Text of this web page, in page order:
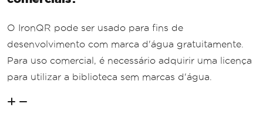
O IronQR pode ser usado para fins de
desenvolvimento com marca d'água gratuitamente.
Para uso comercial, é necessário adquirir uma licença
para utilizar a biblioteca sem marcas d'água.